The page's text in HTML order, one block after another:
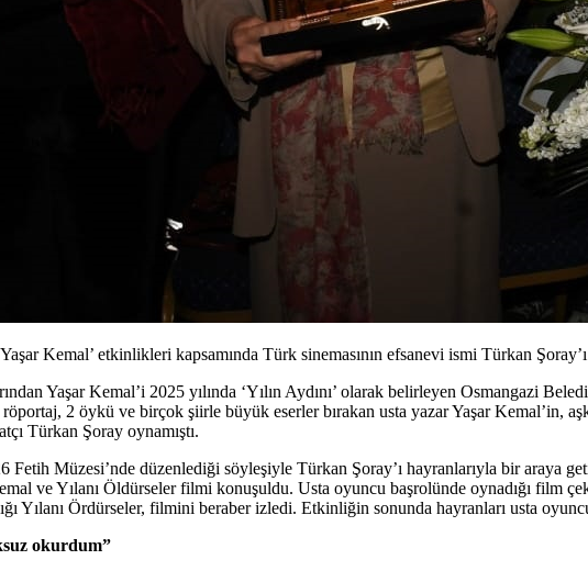
Kemal’ etkinlikleri kapsamında Türk sinemasının efsanevi ismi Türkan
Yaşar Kemal’i 2025 yılında ‘Yılın Aydını’ olarak belirleyen Osmangazi
röportaj, 2 öykü ve birçok şiirle büyük eserler bırakan usta yazar Yaşar Kemal’in,
Türkan Şoray oynamıştı.
Fetih Müzesi’nde düzenlediği söyleşiyle Türkan Şoray’ı hayranlarıyla bir araya
ve Yılanı Öldürseler filmi konuşuldu. Usta oyuncu başrolünde oynadığı film
Yılanı Ördürseler, filmini beraber izledi. Etkinliğin sonunda hayranları usta
okurdum”